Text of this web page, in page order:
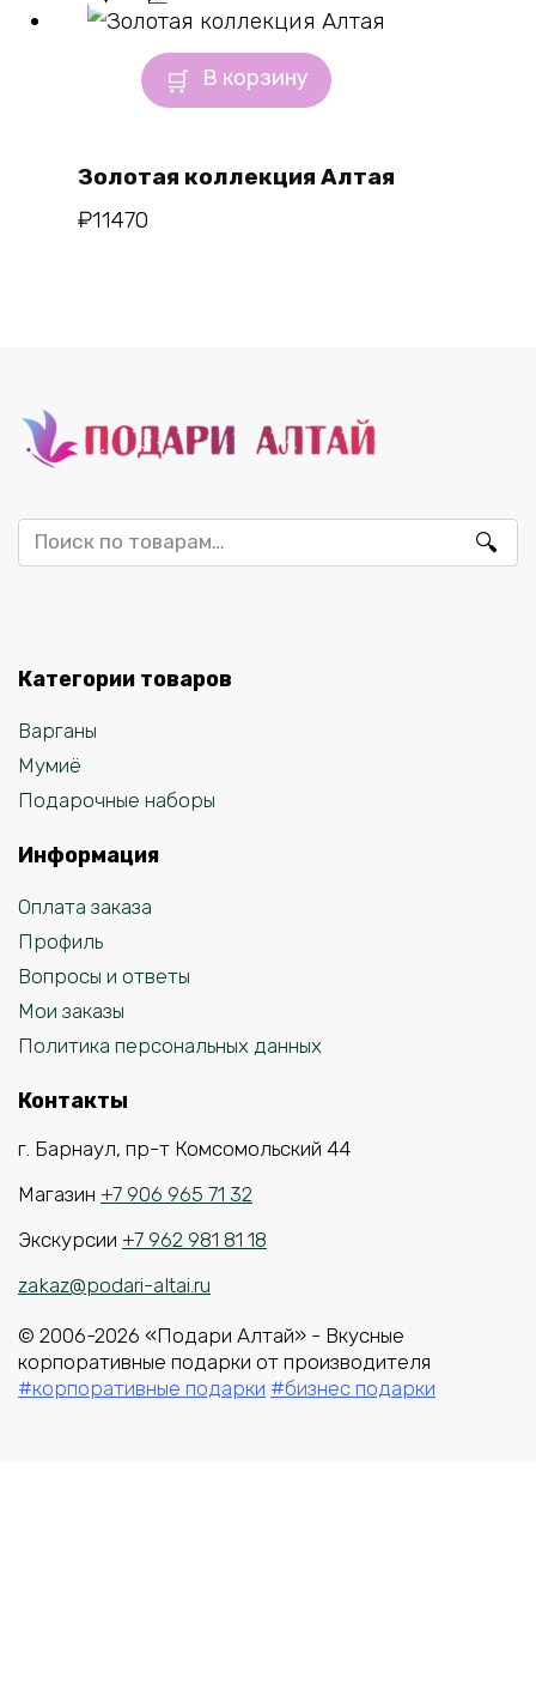
В корзину
Золотая коллекция Алтая
₽11470
Искать:
Категории товаров
Варганы
Мумиё
Подарочные наборы
Информация
Оплата заказа
Профиль
Вопросы и ответы
Мои заказы
Политика персональных данных
Контакты
г. Барнаул, пр-т Комсомольский 44
Магазин +7 906 965 71 32
Экскурсии +7 962 981 81 18
zakaz@podari-altai.ru
© 2006-2026 «Подари Алтай» - Вкусные
корпоративные подарки от производителя
#корпоративные подарки #бизнес подарки